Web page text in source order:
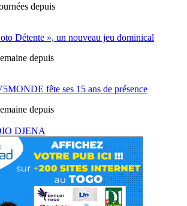
depuis
Détente », un nouveau jeu dominical
depuis
fête ses 15 ans de présence
depuis